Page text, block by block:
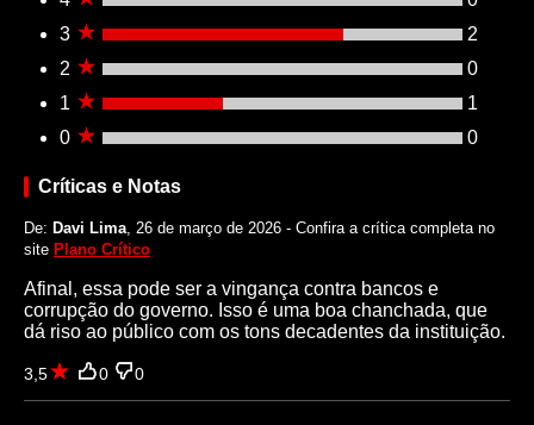
3
2
2
0
1
1
0
0
Críticas e Notas
De: Davi Lima , 26 de março de 2026 - Confira a crítica completa no
site Plano Crítico
Afinal, essa pode ser a vingança contra bancos e
corrupção do governo. Isso é uma boa chanchada, que
dá riso ao público com os tons decadentes da instituição.
3,5 0 0